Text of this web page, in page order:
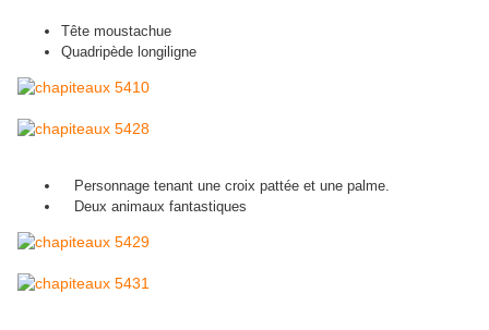
Tête moustachue
Quadripède longiligne
Personnage tenant une croix pattée et une palme.
Deux animaux fantastiques